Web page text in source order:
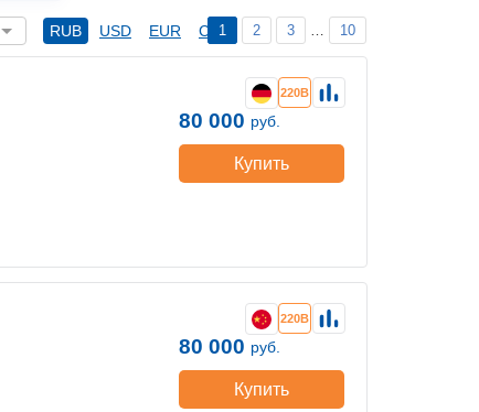
RUB USD EUR CNY
1 2 3 … 10
220В
80 000 руб.
Купить
220В
80 000 руб.
Купить